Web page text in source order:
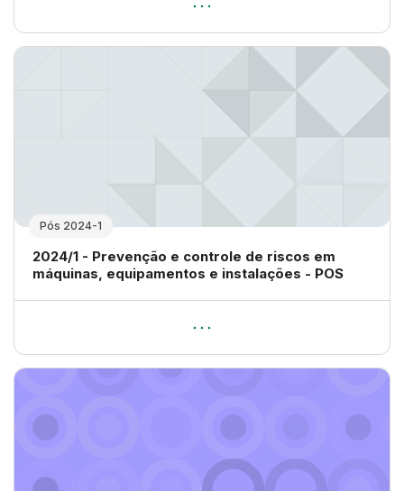
Pós 2024-1
Nome da disciplina
2024/1 - Prevenção e controle de riscos em
máquinas, equipamentos e instalações - POS